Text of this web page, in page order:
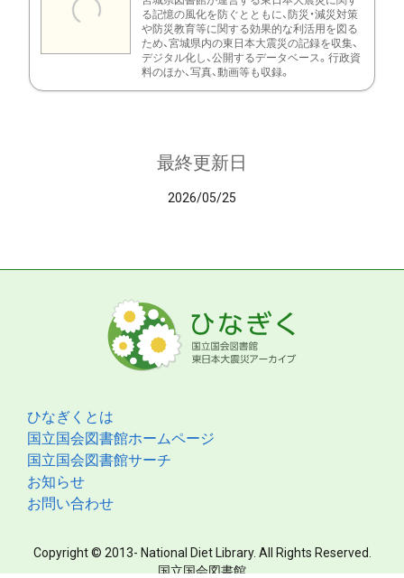
る記憶の風化を防ぐとともに、防災・減災対策
や防災教育等に関する効果的な利活用を図る
ため、宮城県内の東日本大震災の記録を収集、
デジタル化し、公開するデータベース。行政資
料のほか、写真、動画等も収録。
最終更新日
2026/05/25
ひなぎくとは
国立国会図書館ホームページ
国立国会図書館サーチ
お知らせ
お問い合わせ
Copyright © 2013- National Diet Library. All Rights Reserved.